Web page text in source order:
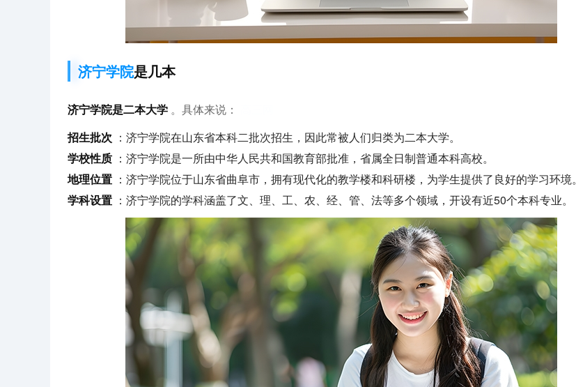
济宁学院是几本
济宁学院是二本大学 。具体来说：
招生批次 ：济宁学院在山东省本科二批次招生，因此常被人们归类为二本大学。
学校性质 ：济宁学院是一所由中华人民共和国教育部批准，省属全日制普通本科高校。
地理位置 ：济宁学院位于山东省曲阜市，拥有现代化的教学楼和科研楼，为学生提供了良好的学习环境。
学科设置 ：济宁学院的学科涵盖了文、理、工、农、经、管、法等多个领域，开设有近50个本科专业。